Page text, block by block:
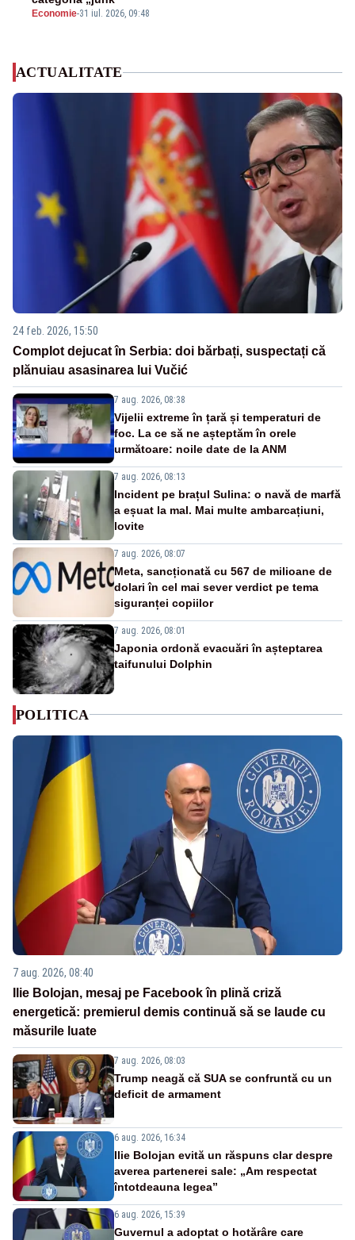
Economie-31 iul. 2026, 09:48
ACTUALITATE
24 feb. 2026, 15:50
Complot dejucat în Serbia: doi bărbați, suspectați că
plănuiau asasinarea lui Vučić
7 aug. 2026, 08:38
Vijelii extreme în țară și temperaturi de
foc. La ce să ne așteptăm în orele
următoare: noile date de la ANM
7 aug. 2026, 08:13
Incident pe brațul Sulina: o navă de marfă
a eșuat la mal. Mai multe ambarcațiuni,
lovite
7 aug. 2026, 08:07
Meta, sancționată cu 567 de milioane de
dolari în cel mai sever verdict pe tema
siguranței copiilor
7 aug. 2026, 08:01
Japonia ordonă evacuări în așteptarea
taifunului Dolphin
POLITICA
7 aug. 2026, 08:40
Ilie Bolojan, mesaj pe Facebook în plină criză
energetică: premierul demis continuă să se laude cu
măsurile luate
7 aug. 2026, 08:03
Trump neagă că SUA se confruntă cu un
deficit de armament
6 aug. 2026, 16:34
Ilie Bolojan evită un răspuns clar despre
averea partenerei sale: „Am respectat
întotdeauna legea”
6 aug. 2026, 15:39
Guvernul a adoptat o hotărâre care